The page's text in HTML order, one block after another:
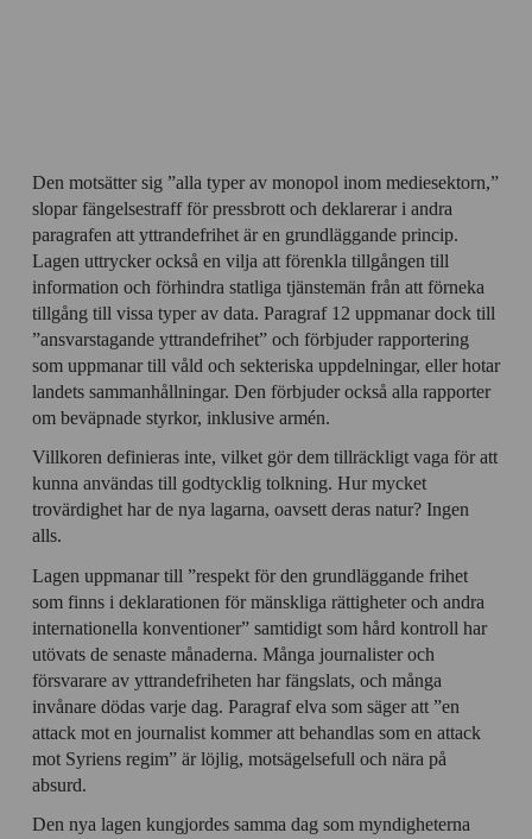
Den motsätter sig ”alla typer av monopol inom mediesektorn,”
slopar fängelsestraff för pressbrott och deklarerar i andra
paragrafen att yttrandefrihet är en grundläggande princip.
Lagen uttrycker också en vilja att förenkla tillgången till
information och förhindra statliga tjänstemän från att förneka
tillgång till vissa typer av data. Paragraf 12 uppmanar dock till
”ansvarstagande yttrandefrihet” och förbjuder rapportering
som uppmanar till våld och sekteriska uppdelningar, eller hotar
landets sammanhållningar. Den förbjuder också alla rapporter
om beväpnade styrkor, inklusive armén.
Villkoren definieras inte, vilket gör dem tillräckligt vaga för att
kunna användas till godtycklig tolkning. Hur mycket
trovärdighet har de nya lagarna, oavsett deras natur? Ingen
alls.
Lagen uppmanar till ”respekt för den grundläggande frihet
som finns i deklarationen för mänskliga rättigheter och andra
internationella konventioner” samtidigt som hård kontroll har
utövats de senaste månaderna. Många journalister och
försvarare av yttrandefriheten har fängslats, och många
invånare dödas varje dag. Paragraf elva som säger att ”en
attack mot en journalist kommer att behandlas som en attack
mot Syriens regim” är löjlig, motsägelsefull och nära på
absurd.
Den nya lagen kungjordes samma dag som myndigheterna